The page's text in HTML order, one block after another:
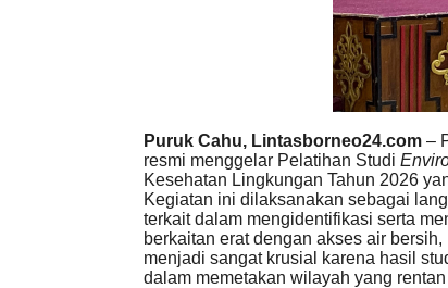
Puruk Cahu, Lintasborneo24.com –
resmi menggelar Pelatihan Studi
Kesehatan Lingkungan Tahun 2026
Kegiatan ini dilaksanakan sebagai
terkait dalam mengidentifikasi serta
berkaitan erat dengan akses air
menjadi sangat krusial karena hasil
dalam memetakan wilayah yang